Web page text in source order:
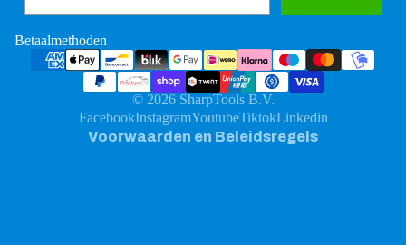
Betaalmethoden
© 2026 SharpTools B.V.
FacebookInstagramYoutubeTiktokLinkedin
Voorwaarden en Beleidsregels